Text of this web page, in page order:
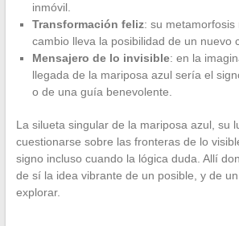
inmóvil.
Transformación feliz: su metamorfosis
cambio lleva la posibilidad de un nuevo
Mensajero de lo invisible: en la
llegada de la mariposa azul sería el
o de una guía benevolente.
La silueta singular de la mariposa azul, su
cuestionarse sobre las fronteras de lo
signo incluso cuando la lógica duda. Allí
de sí la idea vibrante de un posible, y de
explorar.